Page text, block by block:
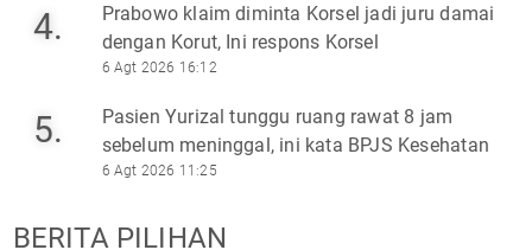
4.
Prabowo klaim diminta Korsel jadi juru damai
dengan Korut, Ini respons Korsel
6 Agt 2026 16:12
5.
Pasien Yurizal tunggu ruang rawat 8 jam
sebelum meninggal, ini kata BPJS Kesehatan
6 Agt 2026 11:25
BERITA PILIHAN